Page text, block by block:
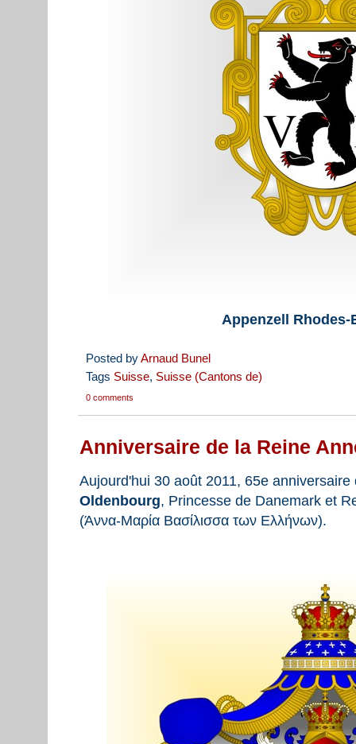
Appenzell Rhodes-
Posted byArnaud Bunel
Tags Suisse, Suisse (Cantons de)
0 comments
Anniversaire de la Reine
Aujourd'hui 30 août 2011, 65e
Oldenbourg, Princesse de Danemark et
(Άννα-Μαρία Βασίλισσα των Ελλήνων).